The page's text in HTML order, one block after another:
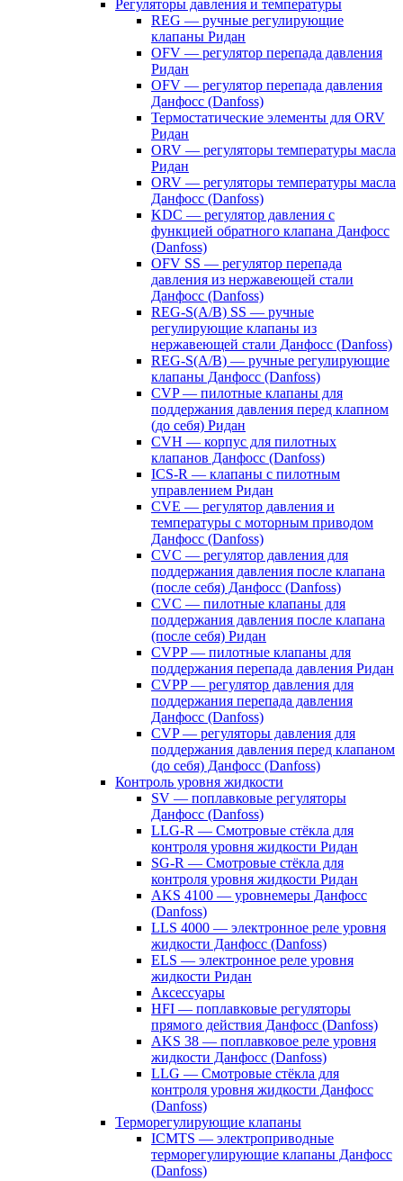
Регуляторы давления и температуры
REG — ручные регулирующие
клапаны Ридан
OFV — регулятор перепада давления
Ридан
OFV — регулятор перепада давления
Данфосс (Danfoss)
Термостатические элементы для ORV
Ридан
ORV — регуляторы температуры масла
Ридан
ORV — регуляторы температуры масла
Данфосс (Danfoss)
KDC — регулятор давления с
функцией обратного клапана Данфосс
(Danfoss)
OFV SS — регулятор перепада
давления из нержавеющей стали
Данфосс (Danfoss)
REG-S(A/B) SS — ручные
регулирующие клапаны из
нержавеющей стали Данфосс (Danfoss)
REG-S(A/B) — ручные регулирующие
клапаны Данфосс (Danfoss)
CVP — пилотные клапаны для
поддержания давления перед клапном
(до себя) Ридан
CVH — корпус для пилотных
клапанов Данфосс (Danfoss)
ICS-R — клапаны с пилотным
управлением Ридан
CVE — регулятор давления и
температуры с моторным приводом
Данфосс (Danfoss)
CVС — регулятор давления для
поддержания давления после клапана
(после себя) Данфосс (Danfoss)
CVС — пилотные клапаны для
поддержания давления после клапана
(после себя) Ридан
CVPP — пилотные клапаны для
поддержания перепада давления Ридан
CVPP — регулятор давления для
поддержания перепада давления
Данфосс (Danfoss)
CVP — регуляторы давления для
поддержания давления перед клапаном
(до себя) Данфосс (Danfoss)
Контроль уровня жидкости
SV — поплавковые регуляторы
Данфосс (Danfoss)
LLG-R — Смотровые стёкла для
контроля уровня жидкости Ридан
SG-R — Смотровые стёкла для
контроля уровня жидкости Ридан
AKS 4100 — уровнемеры Данфосс
(Danfoss)
LLS 4000 — электронное реле уровня
жидкости Данфосс (Danfoss)
ELS — электронное реле уровня
жидкости Ридан
Аксессуары
HFI — поплавковые регуляторы
прямого действия Данфосс (Danfoss)
AKS 38 — поплавковое реле уровня
жидкости Данфосс (Danfoss)
LLG — Смотровые стёкла для
контроля уровня жидкости Данфосс
(Danfoss)
Терморегулирующие клапаны
ICMTS — электроприводные
терморегулирующие клапаны Данфосс
(Danfoss)